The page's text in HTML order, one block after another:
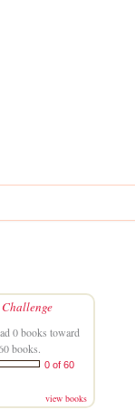
0 books toward
books.
0 of 60
view books